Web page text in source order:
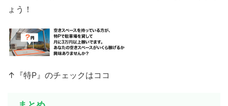
ょう！
↑『特P』のチェックはココ